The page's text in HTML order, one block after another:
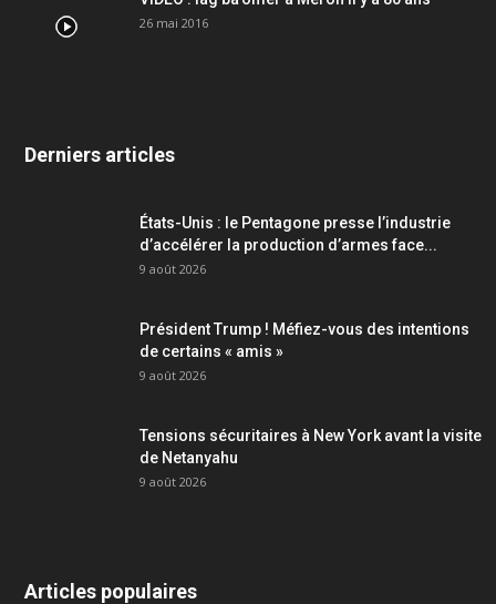
26 mai 2016
Derniers articles
États-Unis : le Pentagone presse l’industrie
d’accélérer la production d’armes face...
9 août 2026
Président Trump ! Méfiez-vous des intentions
de certains « amis »
9 août 2026
Tensions sécuritaires à New York avant la visite
de Netanyahu
9 août 2026
Articles populaires